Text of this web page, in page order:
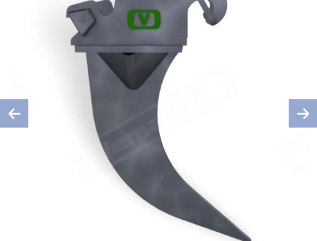
Previous